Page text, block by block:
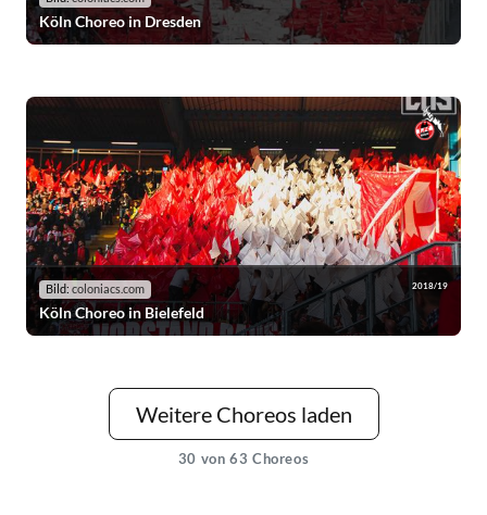
Köln Choreo in Dresden
Bild: coloniacs.com 2018/19
Köln Choreo in Bielefeld
Weitere Choreos laden
30 von 63 Choreos